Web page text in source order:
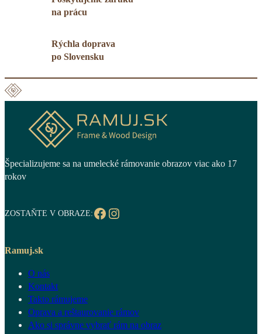
na prácu
Rýchla doprava
po Slovensku
Špecializujeme sa na umelecké rámovanie obrazov viac ako 17
rokov
ZOSTAŇTE V OBRAZE:Facebook Instagram
Ramuj.sk
O nás
Kontakt
Takto rámujeme
Oprava a reštaurovanie rámov
Ako si správne vybrať rám na obraz